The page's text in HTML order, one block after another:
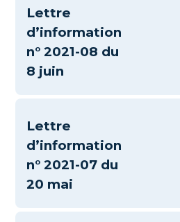
Lettre
d’information
n° 2021-08 du
8 juin
Lettre
d’information
n° 2021-07 du
20 mai